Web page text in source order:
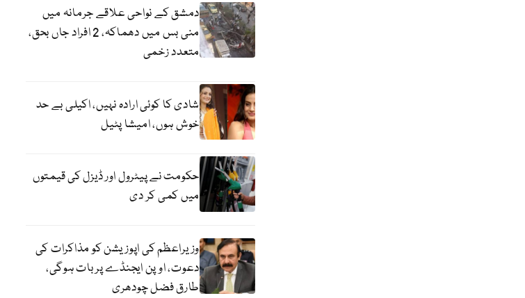
دمشق کے نواحی علاقے جرمانہ میں
منی بس میں دھماکہ، 2 افراد جاں بحق،
متعدد زخمی
شادی کا کوئی ارادہ نہیں، اکیلی بے حد
خوش ہوں، امیشا پٹیل
حکومت نے پیٹرول اور ڈیزل کی قیمتوں
میں کمی کر دی
وزیراعظم کی اپوزیشن کو مذاکرات کی
دعوت، اوپن ایجنڈے پر بات ہوگی،
طارق فضل چودھری